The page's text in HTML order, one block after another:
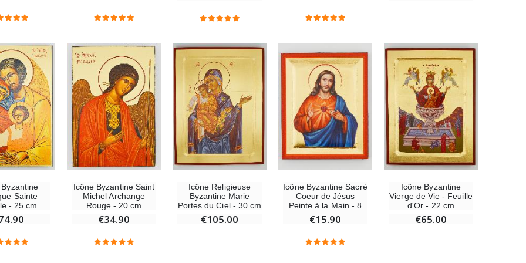
Sainte
- 25 cm
Icône Byzantine Saint
Michel Archange
Rouge - 20 cm
€34.90
Icône Religieuse
Byzantine Marie
Portes du Ciel - 30 cm
€105.00
Icône Byzantine Sacré
Coeur de Jésus
Peinte à la Main - 8
cm
€15.90
Icône Byzantine
Vierge de Vie - Feuille
d'Or - 22 cm
€65.00
-10%
€15.00 €13.50
Coffret Encens Benjoin + Charbon + Brûle-encens
€21.90
€12.90
€12.00 €9.60
Déposez votre Neuvaine à Lourdes
€12.00 €9.60
-10%
€15.00 €13.50
€21.90
€12.90